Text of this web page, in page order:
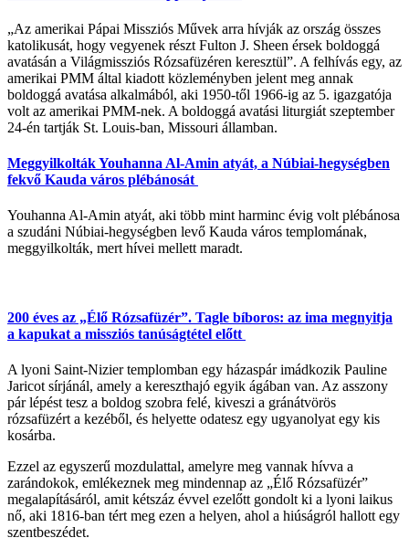
„Az amerikai Pápai Missziós Művek arra hívják az ország összes
katolikusát, hogy vegyenek részt Fulton J. Sheen érsek boldoggá
avatásán a Világmissziós Rózsafüzéren keresztül”. A felhívás egy, az
amerikai PMM által kiadott közleményben jelent meg annak
boldoggá avatása alkalmából, aki 1950-től 1966-ig az 5. igazgatója
volt az amerikai PMM-nek. A boldoggá avatási liturgiát szeptember
24-én tartják St. Louis-ban, Missouri államban.
Meggyilkolták Youhanna Al-Amin atyát, a Núbiai-hegységben
fekvő Kauda város plébánosát
Youhanna Al-Amin atyát, aki több mint harminc évig volt plébánosa
a szudáni Núbiai-hegységben levő Kauda város templomának,
meggyilkolták, mert hívei mellett maradt.
200 éves az „Élő Rózsafüzér”. Tagle bíboros: az ima megnyitja
a kapukat a missziós tanúságtétel előtt
A lyoni Saint-Nizier templomban egy házaspár imádkozik Pauline
Jaricot sírjánál, amely a kereszthajó egyik ágában van. Az asszony
pár lépést tesz a boldog szobra felé, kiveszi a gránátvörös
rózsafüzért a kezéből, és helyette odatesz egy ugyanolyat egy kis
kosárba.
Ezzel az egyszerű mozdulattal, amelyre meg vannak hívva a
zarándokok, emlékeznek meg mindennap az „Élő Rózsafüzér”
megalapításáról, amit kétszáz évvel ezelőtt gondolt ki a lyoni laikus
nő, aki 1816-ban tért meg ezen a helyen, ahol a hiúságról hallott egy
szentbeszédet.